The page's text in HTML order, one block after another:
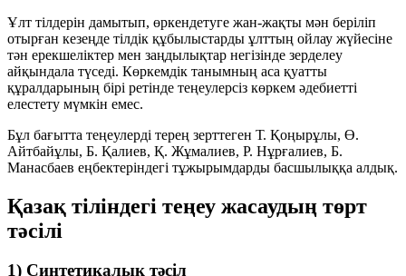
Ұлт тілдерін дамытып, өркендетуге жан-жақты мән беріліп
отырған кезеңде тілдік құбылыстарды ұлттың ойлау жүйесіне
тән ерекшеліктер мен заңдылықтар негізінде зерделеу
айқындала түседі. Көркемдік танымның аса қуатты
құралдарының бірі ретінде теңеулерсіз көркем әдебиетті
елестету мүмкін емес.
Бұл бағытта теңеулерді терең зерттеген Т. Қоңырұлы, Ө.
Айтбайұлы, Б. Қалиев, Қ. Жұмалиев, Р. Нұрғалиев, Б.
Манасбаев еңбектеріндегі тұжырымдарды басшылыққа алдық.
Қазақ тіліндегі теңеу жасаудың төрт
тәсілі
1) Синтетикалық тәсіл